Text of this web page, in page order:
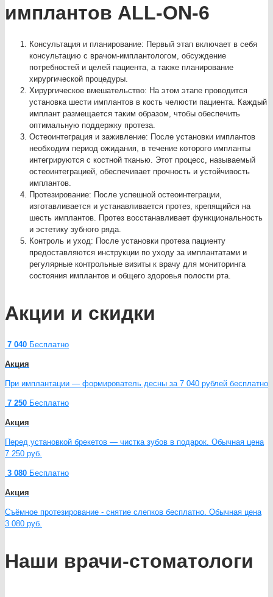
имплантов ALL-ON-6
Консультация и планирование: Первый этап включает в себя
консультацию с врачом-имплантологом, обсуждение
потребностей и целей пациента, а также планирование
хирургической процедуры.
Хирургическое вмешательство: На этом этапе проводится
установка шести имплантов в кость челюсти пациента. Каждый
имплант размещается таким образом, чтобы обеспечить
оптимальную поддержку протеза.
Остеоинтеграция и заживление: После установки имплантов
необходим период ожидания, в течение которого импланты
интегрируются с костной тканью. Этот процесс, называемый
остеоинтеграцией, обеспечивает прочность и устойчивость
имплантов.
Протезирование: После успешной остеоинтеграции,
изготавливается и устанавливается протез, крепящийся на
шесть имплантов. Протез восстанавливает функциональность
и эстетику зубного ряда.
Контроль и уход: После установки протеза пациенту
предоставляются инструкции по уходу за имплантатами и
регулярные контрольные визиты к врачу для мониторинга
состояния имплантов и общего здоровья полости рта.
Акции и скидки
7 040 Бесплатно
Акция
При имплантации — формирователь десны за 7 040 рублей бесплатно
7 250 Бесплатно
Акция
Перед установкой брекетов — чистка зубов в подарок. Обычная цена
7 250 руб.
3 080 Бесплатно
Акция
Съёмное протезирование - снятие слепков бесплатно. Обычная цена
3 080 руб.
Наши врачи-стоматологи